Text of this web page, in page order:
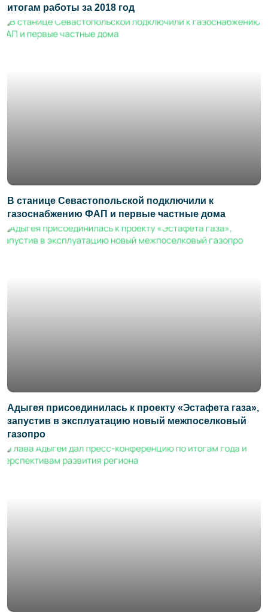
итогам работы за 2018 год
В станице Севастопольской подключили к
газоснабжению ФАП и первые частные дома
Адыгея присоединилась к проекту «Эстафета газа»,
запустив в эксплуатацию новый межпоселковый
газопро